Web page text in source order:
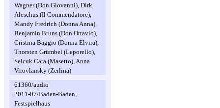
Wagner (Don Giovanni), Dirk
Aleschus (Il Commendatore),
Mandy Fredrich (Donna Anna),
Benjamin Bruns (Don Ottavio),
Cristina Baggio (Donna Elvira),
Thorsten Grümbel (Leporello),
Selcuk Cara (Masetto), Anna
Virovlansky (Zerlina)
61360/audio
2011-07/Baden-Baden,
Festspielhaus